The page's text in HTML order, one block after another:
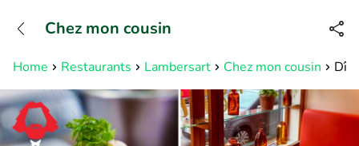
Disponible jusqu'à 23:00 heures
Home Restaurants Lambersart Chez mon cousin
Chez mon cousin